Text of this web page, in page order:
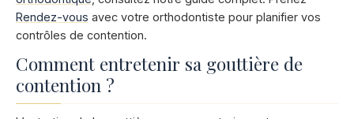
Rendez-vous avec votre orthodontiste pour planifier vos
contrôles de contention.
Comment entretenir sa gouttière de
contention ?